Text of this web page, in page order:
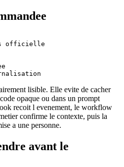
officielle
lisible. Elle evite de cacher
opaque ou dans un prompt
recoit l evenement, le workflow
confirme le contexte, puis la
a une personne.
avant le